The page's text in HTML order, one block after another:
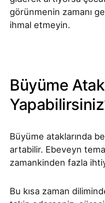
görünmenin zamanı
ihmal etmeyin.
Büyüme
Büyüme ataklarında
artabilir. Ebeveyn
zamankinden fazla
Bu kısa zaman